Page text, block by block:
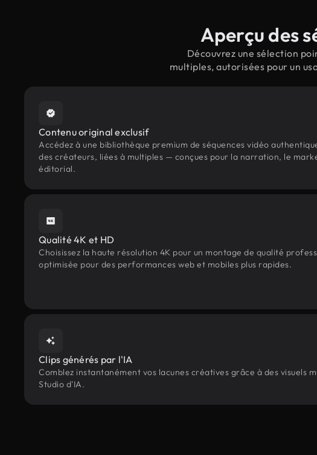
Aperçu des
Découvrez une sélection
multiples, autorisées pour un
Contenu original exclusif
Accédez à une bibliothèque premium de séquences vidéo
des créateurs, liées à multiples — conçues pour la narration, le
éditorial.
Qualité 4K et HD
Choisissez la haute résolution 4K pour un montage de qualité
optimisée pour des performances web et mobiles plus rapides.
Clips générés par l'IA
Comblez instantanément vos lacunes créatives grâce à des visuels
Studio d'IA.